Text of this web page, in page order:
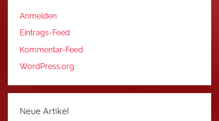
Anmelden
Eintrags-Feed
Kommentar-Feed
WordPress.org
Neue Artikel